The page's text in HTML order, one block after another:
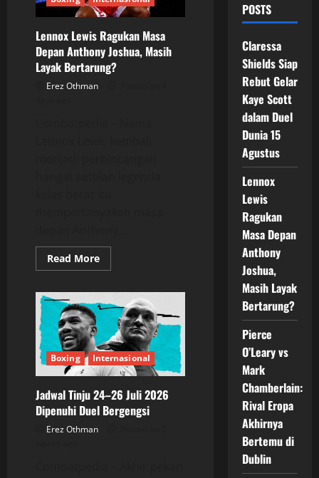
Lennox Lewis Ragukan Masa
Depan Anthony Joshua, Masih
Layak Bertarung?
Erez Othman
Read MoreRead
more
Ragukan
Masa
Depan
Anthony
Joshua,
Masih
Layak
Bertarung?
Boxing Internasional
Jadwal Tinju 24–26 Juli 2026
Dipenuhi Duel Bergengsi
Erez Othman
POSTS
Claressa
Shields Siap
Rebut Gelar
Kaye Scott
dalam Duel
Dunia 15
Agustus
Lennox
Lewis
Ragukan
Masa Depan
Anthony
Joshua,
Masih Layak
Bertarung?
Pierce
O’Leary vs
Mark
Chamberlain:
Rival Eropa
Akhirnya
Bertemu di
Dublin